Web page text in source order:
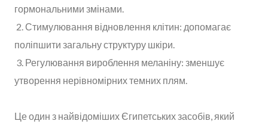
гормональними змінами.
2. Стимулювання відновлення клітин: допомагає
поліпшити загальну структуру шкіри.
3. Регулювання вироблення меланіну: зменшує
утворення нерівномірних темних плям.
Це один з найвідоміших Єгипетських засобів, який